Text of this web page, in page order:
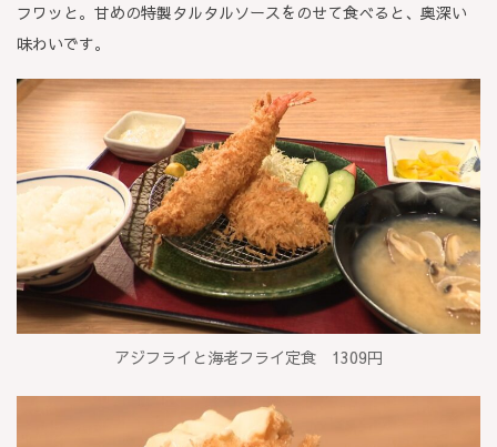
フワッと。甘めの特製タルタルソースをのせて食べると、奥深い
味わいです。
アジフライと海老フライ定食 1309円